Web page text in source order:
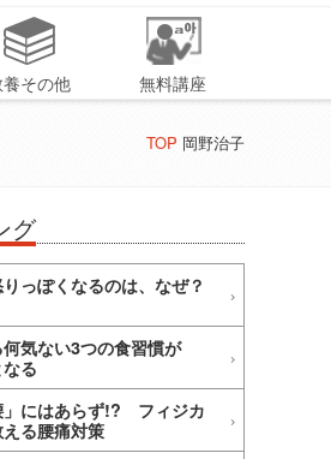
その他 無料講座
TOP 岡野治子
グ
っぽくなるのは、なぜ？
気ない3つの食習慣が
る
」にはあらず!? フィジカ
る腰痛対策